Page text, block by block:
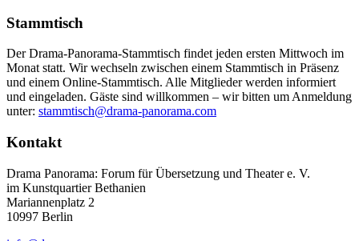
Stammtisch
Der Drama-Panorama-Stammtisch findet jeden ersten Mittwoch im
Monat statt. Wir wechseln zwischen einem Stammtisch in Präsenz
und einem Online-Stammtisch. Alle Mitglieder werden informiert
und eingeladen. Gäste sind willkommen – wir bitten um Anmeldung
unter: stammtisch@drama-panorama.com
Kontakt
Drama Panorama: Forum für Übersetzung und Theater e. V.
im Kunstquartier Bethanien
Mariannenplatz 2
10997 Berlin